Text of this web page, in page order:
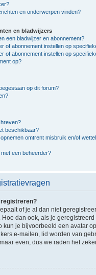
en onderwerpen vinden?
en bladwijzers
een bladwijzer en abonnement?
of abonnement instellen op
of abonnement instellen op
op?
op dit forum?
beschikbaar?
omtrent misbruik en/of
een beheerder?
of je al dan niet
Hoe dan ook, als je
kun je bijvoorbeeld een avatar
e-mailen, lid worden van
even, dus we raden het